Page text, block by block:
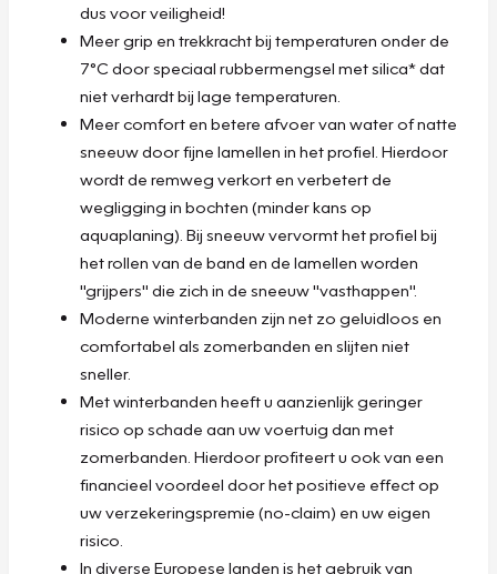
dus voor veiligheid!
Meer grip en trekkracht bij temperaturen onder de
7°C door speciaal rubbermengsel met silica* dat
niet verhardt bij lage temperaturen.
Meer comfort en betere afvoer van water of natte
sneeuw door fijne lamellen in het profiel. Hierdoor
wordt de remweg verkort en verbetert de
wegligging in bochten (minder kans op
aquaplaning). Bij sneeuw vervormt het profiel bij
het rollen van de band en de lamellen worden
"grijpers" die zich in de sneeuw "vasthappen".
Moderne winterbanden zijn net zo geluidloos en
comfortabel als zomerbanden en slijten niet
sneller.
Met winterbanden heeft u aanzienlijk geringer
risico op schade aan uw voertuig dan met
zomerbanden. Hierdoor profiteert u ook van een
financieel voordeel door het positieve effect op
uw verzekeringspremie (no-claim) en uw eigen
risico.
In diverse Europese landen is het gebruik van